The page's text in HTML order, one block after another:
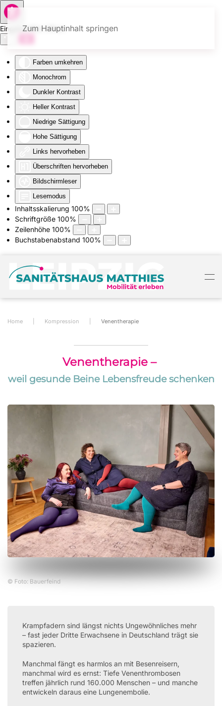
Eingabehilfen öffnen
Farben umkehren
Monochrom
Dunkler Kontrast
Heller Kontrast
Niedrige Sättigung
Hohe Sättigung
Links hervorheben
Überschriften hervorheben
Bildschirmleser
Lesemodus
Inhaltsskalierung 100%
Schriftgröße 100%
Zeilenhöhe 100%
Buchstabenabstand 100%
Zum Hauptinhalt springen
Home Kompression Venentherapie
Venentherapie –
weil gesunde Beine Lebensfreude schenken
© Foto: Bauerfeind
Krampfadern sind längst nichts Ungewöhnliches mehr
– fast jeder Dritte Erwachsene in Deutschland trägt sie
spazieren.
Manchmal fängt es harmlos an mit Besenreisern,
manchmal wird es ernst: Tiefe Venenthrombosen
treffen jährlich rund 160.000 Menschen – und manche
entwickeln daraus eine Lungenembolie.